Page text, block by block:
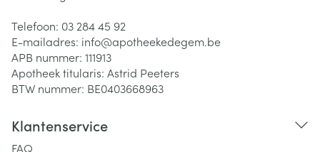
Telefoon: 03 284 45 92
E-mailadres: info@apotheekedegem.be
APB nummer: 111913
Apotheek titularis: Astrid Peeters
BTW nummer: BE0403668963
Klantenservice
FAQ